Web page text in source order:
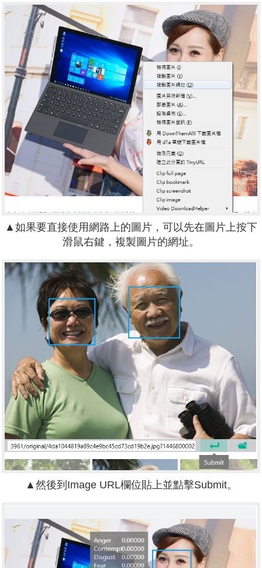
▲如果要直接使用網路上的圖片，可以先在圖片上按下
滑鼠右鍵，複製圖片的網址。
▲然後到Image URL欄位貼上並點擊Submit。